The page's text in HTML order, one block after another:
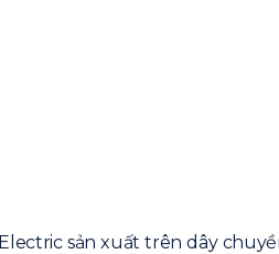
sản xuất trên dây